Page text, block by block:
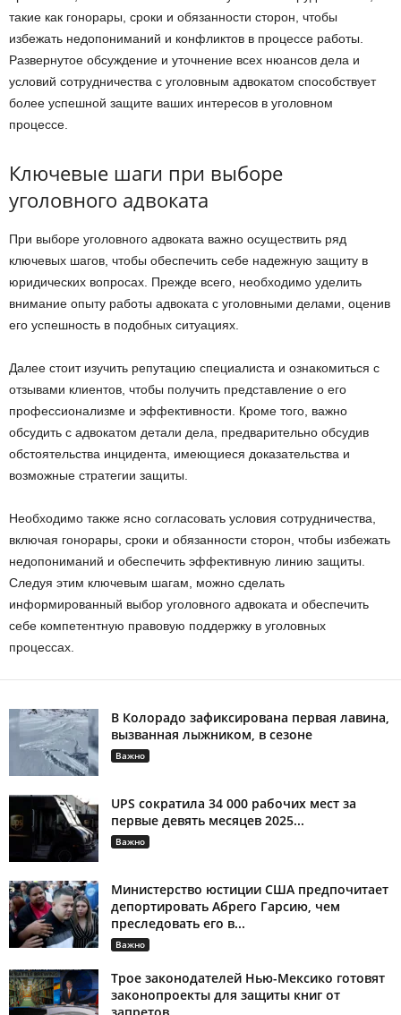
такие как гонорары, сроки и обязанности сторон, чтобы
избежать недопониманий и конфликтов в процессе работы.
Развернутое обсуждение и уточнение всех нюансов дела и
условий сотрудничества с уголовным адвокатом способствует
более успешной защите ваших интересов в уголовном
процессе.
Ключевые шаги при выборе
уголовного адвоката
При выборе уголовного адвоката важно осуществить ряд
ключевых шагов, чтобы обеспечить себе надежную защиту в
юридических вопросах. Прежде всего, необходимо уделить
внимание опыту работы адвоката с уголовными делами, оценив
его успешность в подобных ситуациях.
Далее стоит изучить репутацию специалиста и ознакомиться с
отзывами клиентов, чтобы получить представление о его
профессионализме и эффективности. Кроме того, важно
обсудить с адвокатом детали дела, предварительно обсудив
обстоятельства инцидента, имеющиеся доказательства и
возможные стратегии защиты.
Необходимо также ясно согласовать условия сотрудничества,
включая гонорары, сроки и обязанности сторон, чтобы избежать
недопониманий и обеспечить эффективную линию защиты.
Следуя этим ключевым шагам, можно сделать
информированный выбор уголовного адвоката и обеспечить
себе компетентную правовую поддержку в уголовных
процессах.
В Колорадо зафиксирована первая лавина,
вызванная лыжником, в сезоне
Важно
UPS сократила 34 000 рабочих мест за
первые девять месяцев 2025...
Важно
Министерство юстиции США предпочитает
депортировать Абрего Гарсию, чем
преследовать его в...
Важно
Трое законодателей Нью-Мексико готовят
законопроекты для защиты книг от
запретов